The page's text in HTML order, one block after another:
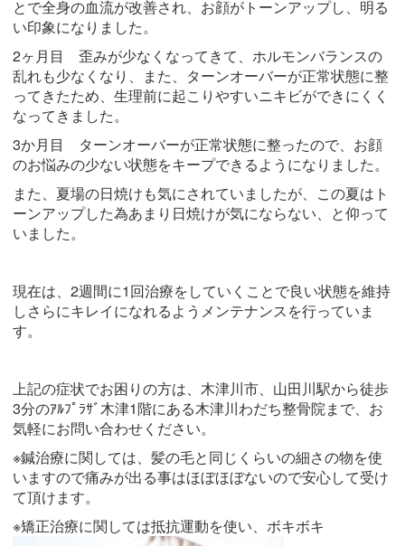
とで全身の血流が改善され、お顔がトーンアップし、明る
い印象になりました。
2ヶ月目 歪みが少なくなってきて、ホルモンバランスの
乱れも少なくなり、また、ターンオーバーが正常状態に整
ってきたため、生理前に起こりやすいニキビができにくく
なってきました。
3か月目 ターンオーバーが正常状態に整ったので、お顔
のお悩みの少ない状態をキープできるようになりました。
また、夏場の日焼けも気にされていましたが、この夏はト
ーンアップした為あまり日焼けが気にならない、と仰って
いました。
現在は、2週間に1回治療をしていくことで良い状態を維持
しさらにキレイになれるようメンテナンスを行っていま
す。
上記の症状でお困りの方は、木津川市、山田川駅から徒歩
3分のｱﾙﾌﾟﾗｻﾞ木津1階にある木津川わだち整骨院まで、お
気軽にお問い合わせください。
※鍼治療に関しては、髪の毛と同じくらいの細さの物を使
いますので痛みが出る事はほぼほぼないので安心して受け
て頂けます。
※矯正治療に関しては抵抗運動を使い、ボキボキ